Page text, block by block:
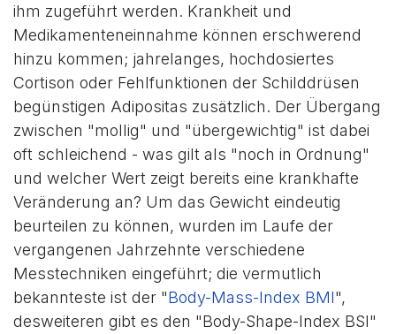
ihm zugeführt werden. Krankheit und
Medikamenteneinnahme können erschwerend
hinzu kommen; jahrelanges, hochdosiertes
Cortison oder Fehlfunktionen der Schilddrüsen
begünstigen Adipositas zusätzlich. Der Übergang
zwischen "mollig" und "übergewichtig" ist dabei
oft schleichend - was gilt als "noch in Ordnung"
und welcher Wert zeigt bereits eine krankhafte
Veränderung an? Um das Gewicht eindeutig
beurteilen zu können, wurden im Laufe der
vergangenen Jahrzehnte verschiedene
Messtechniken eingeführt; die vermutlich
bekannteste ist der "Body-Mass-Index BMI",
desweiteren gibt es den "Body-Shape-Index BSI"